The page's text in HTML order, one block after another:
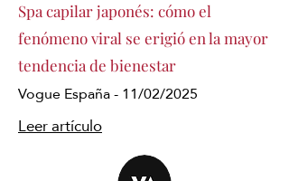
Spa capilar japonés: cómo el
fenómeno viral se erigió en la mayor
tendencia de bienestar
Vogue España - 11/02/2025
Leer artículo